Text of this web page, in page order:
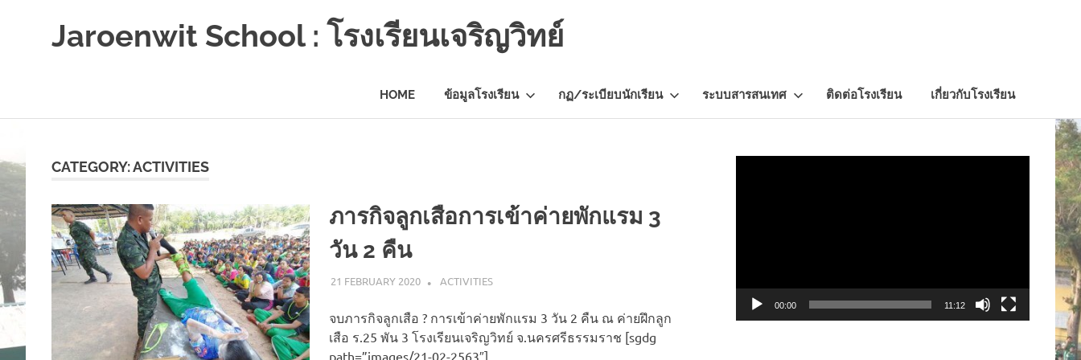
content
Jaroenwit School : โรงเรียนเจริญวิทย์
HOME ข้อมูลโรงเรียน กฏ/ระเบียบนักเรียน ระบบสารสนเทศ ติดต่อโรงเรียน เกี่ยวกับโรงเรียน
CATEGORY:ACTIVITIES
ภารกิจลูกเสือการเข้าค่ายพักแรม​ 3​
วัน​ 2​ คืน​
21 FEBRUARY 2020 NAPASS
ACTIVITIES
จบภารกิจ​ลูกเสือ​ ? การเข้าค่ายพักแรม​ 3​ วัน​ 2​ คืน​ ณ ค่ายฝึกลูก
เสือ ร.25 พัน 3 โรงเรียนเจริญ​วิท​ย์ จ.นครศรีธรรมราช [sgdg
path=”images/21-02-2563″]
00:00 11:12